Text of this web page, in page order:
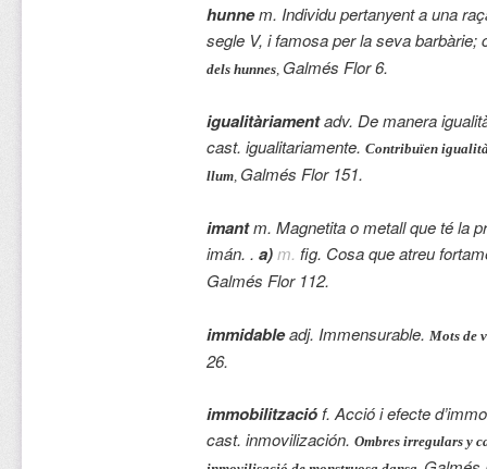
hunnem. Individu pertanyent a una
segle V, i famosa per la seva barbàrie;
dels hunnes, Galmés Flor 6.
igualitàriamentadv. De manera
cast. igualitariamente. Contribuïen
llum, Galmés Flor 151.
imantm. Magnetita o metall que té la
imán. . a)m. fig. Cosa que atreu
Galmés Flor 112.
immidableadj. Immensurable. Mots de
26.
immobilització f. Acció i efecte
cast. inmovilización. Ombres irregulars y